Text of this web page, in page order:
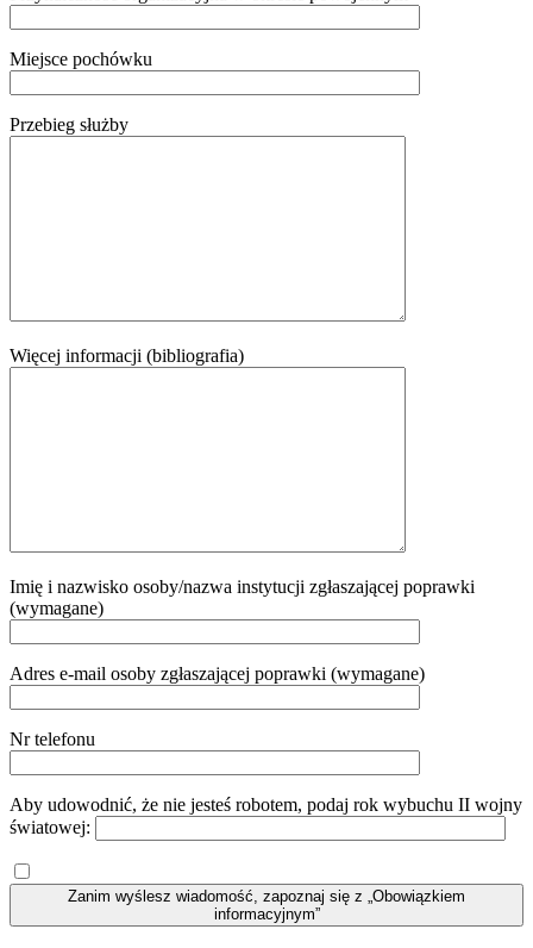
Miejsce pochówku
Przebieg służby
Więcej informacji (bibliografia)
Imię i nazwisko osoby/nazwa instytucji zgłaszającej poprawki
(wymagane)
Adres e-mail osoby zgłaszającej poprawki (wymagane)
Nr telefonu
Aby udowodnić, że nie jesteś robotem, podaj rok wybuchu II wojny
światowej:
Zanim wyślesz wiadomość, zapoznaj się z „Obowiązkiem
informacyjnym”